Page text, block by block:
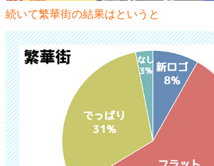
続いて繁華街の結果はというと